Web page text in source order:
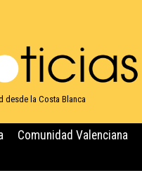
desde la Costa Blanca
Comunidad Valenciana